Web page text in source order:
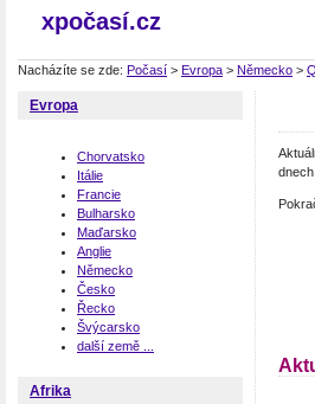
xpočasí.cz
Nacházíte se zde: Počasí > Evropa > Německo >
Evropa
Chorvatsko
Itálie
Francie
Bulharsko
Maďarsko
Anglie
Německo
Česko
Řecko
Švýcarsko
další země ...
Afrika